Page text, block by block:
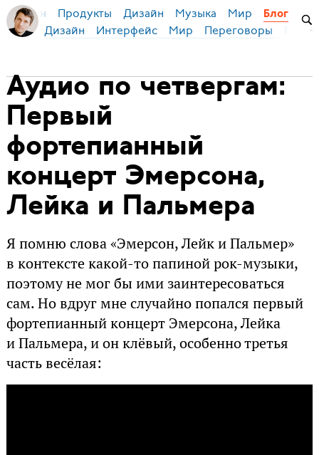
Бирман Продукты Дизайн Музыка Мир Блог
Дизайн Интерфейс Мир Переговоры
Аудио по четвергам:
Первый
фортепианный
концерт Эмерсона,
Лейка и Пальмера
Я помню слова «Эмерсон, Лейк и Пальмер»
в контексте какой-то папиной рок-музыки,
поэтому не мог бы ими заинтересоваться
сам. Но вдруг мне случайно попался первый
фортепианный концерт Эмерсона, Лейка
и Пальмера, и он клёвый, особенно третья
часть весёлая: